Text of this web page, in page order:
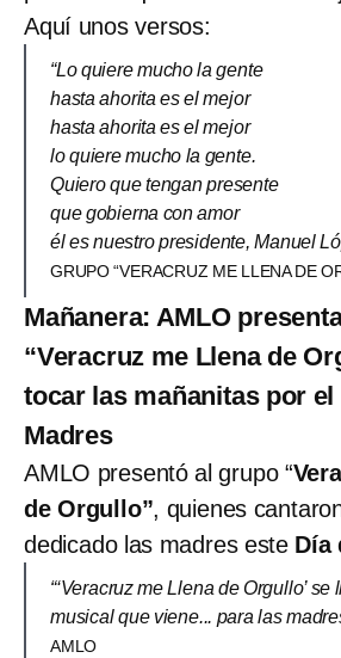
Aquí unos versos:
“Lo quiere mucho la gente
hasta ahorita es el mejor
hasta ahorita es el mejor
lo quiere mucho la gente.
Quiero que tengan presente
que gobierna con amor
él es nuestro presidente, Manuel
GRUPO “VERACRUZ ME LLENA DE
Mañanera: AMLO
“Veracruz me Llena de
tocar las mañanitas por el
Madres
AMLO presentó al grupo “
de Orgullo”, quienes
dedicado las madres este Día
“‘Veracruz me Llena de Orgullo’
musical que viene... para las
AMLO